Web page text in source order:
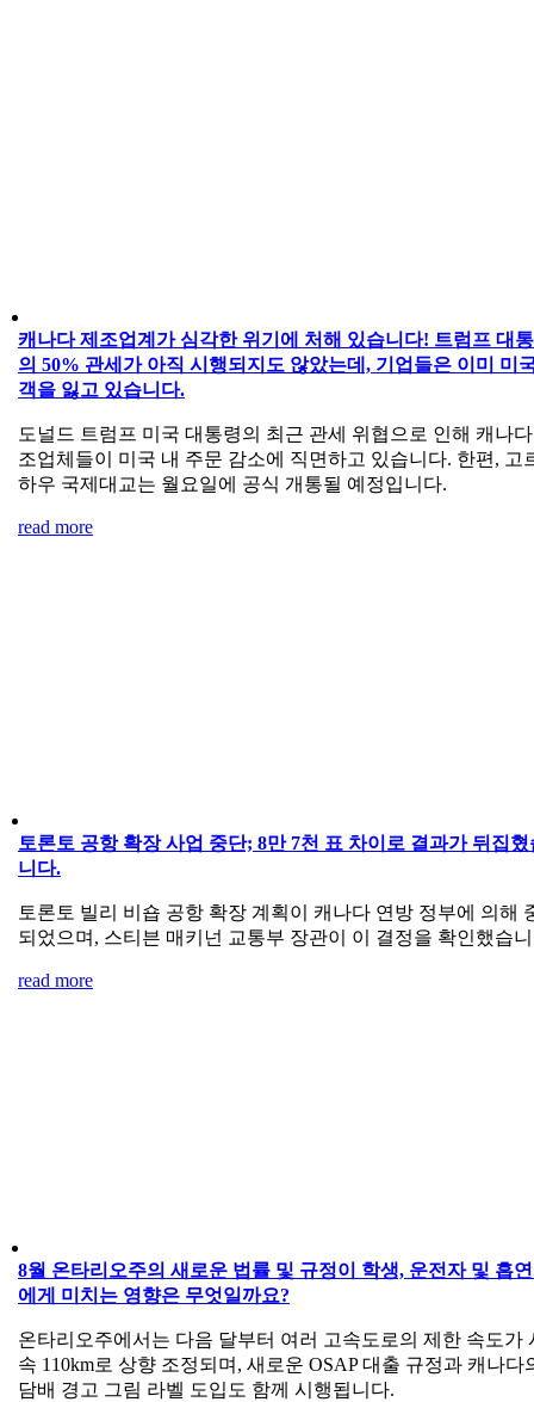
캐나다 제조업계가 심각한 위기에 처해 있습니다! 트럼프 대
의 50% 관세가 아직 시행되지도 않았는데, 기업들은 이미 미
객을 잃고 있습니다.
도널드 트럼프 미국 대통령의 최근 관세 위협으로 인해 캐나
조업체들이 미국 내 주문 감소에 직면하고 있습니다. 한편, 고
하우 국제대교는 월요일에 공식 개통될 예정입니다.
read more
토론토 공항 확장 사업 중단; 8만 7천 표 차이로 결과가 뒤집혔
니다.
토론토 빌리 비숍 공항 확장 계획이 캐나다 연방 정부에 의해
되었으며, 스티븐 매키넌 교통부 장관이 이 결정을 확인했습
read more
8월 온타리오주의 새로운 법률 및 규정이 학생, 운전자 및 흡
에게 미치는 영향은 무엇일까요?
온타리오주에서는 다음 달부터 여러 고속도로의 제한 속도가
속 110km로 상향 조정되며, 새로운 OSAP 대출 규정과 캐나다
담배 경고 그림 라벨 도입도 함께 시행됩니다.